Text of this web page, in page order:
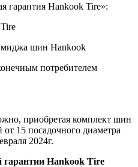
гарантия Hankook Tire»:
шин Hankook
потребителем
приобретая комплект шин
15 посадочного диаметра
2024г.
Hankook Tire